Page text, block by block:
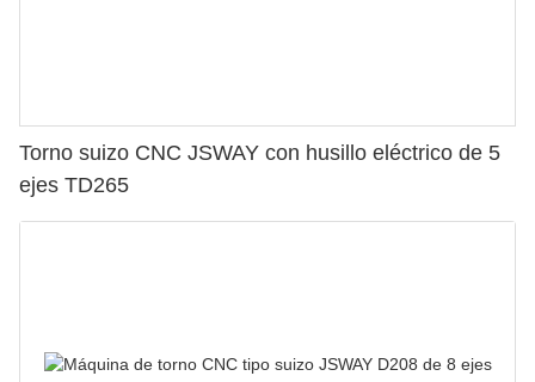
Torno suizo CNC JSWAY con husillo eléctrico de 5
ejes TD265